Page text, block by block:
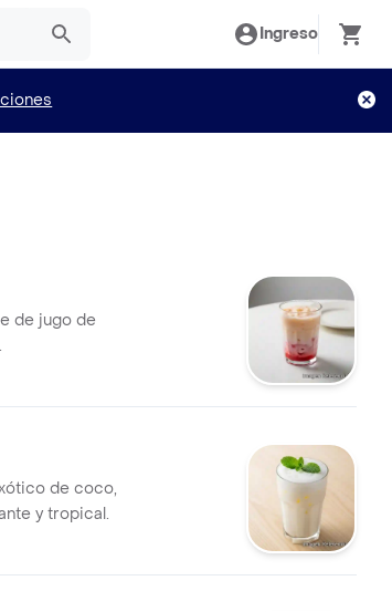
Ingreso
de jugo de
de coco,
y tropical.